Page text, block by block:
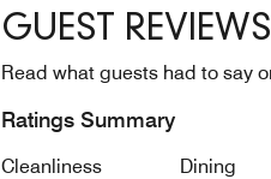
GUEST REVIEWS
Read what guests had to say
Ratings Summary
Cleanliness Dining